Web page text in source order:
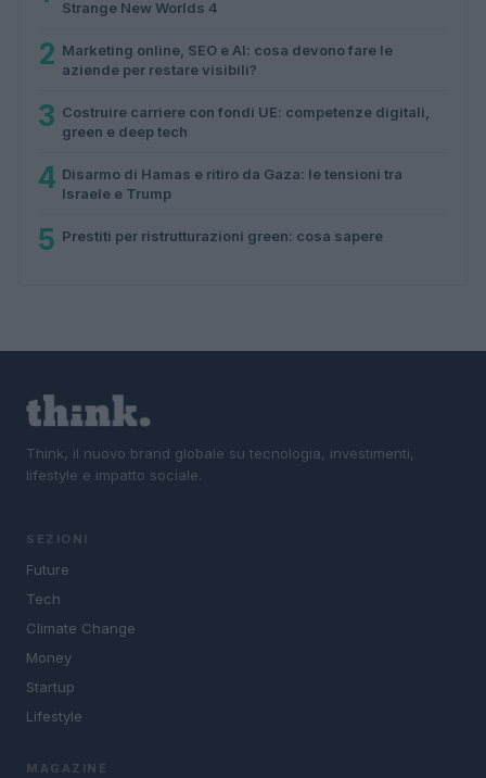
Strange New Worlds 4
2 Marketing online, SEO e AI: cosa devono fare le
aziende per restare visibili?
3 Costruire carriere con fondi UE: competenze digitali,
green e deep tech
4 Disarmo di Hamas e ritiro da Gaza: le tensioni tra
Israele e Trump
5 Prestiti per ristrutturazioni green: cosa sapere
Think, il nuovo brand globale su tecnologia, investimenti,
lifestyle e impatto sociale.
SEZIONI
Future
Tech
Climate Change
Money
Startup
Lifestyle
MAGAZINE